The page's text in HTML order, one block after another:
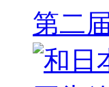
第二